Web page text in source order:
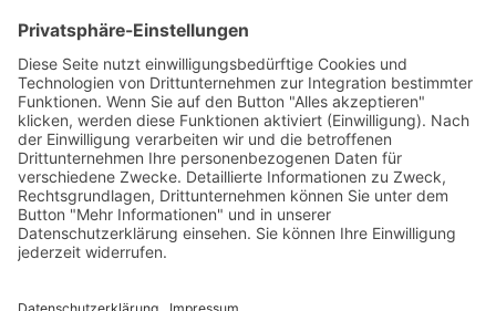
Stellenausschreibung
Bitte senden Sie Ihre Bewerbungsunterlagen per E-Mail als
PDF-Datei unter Angaben Ihrer Gehaltsvorstellung und Ihres
frühestmöglichen Starttermins an Diese E-Mail-Adresse ist vor
Spambots geschützt! Zur Anzeige muss JavaScript eingeschaltet
sein.
Wir freuen uns auf Ihre Bewerbung!